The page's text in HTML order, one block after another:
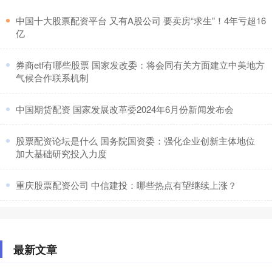
​中国十大股票配资平台 又有A股公司 要卖房“求生”！4年亏超16
亿
​券商etf有哪些股票 国家发改委：将会同有关方面建立中美地方
气候合作联系机制
​中国期货配资 国家发展改革委2024年6月份新闻发布会
​股票配资论坛是什么 国务院国资委：强化企业创新主体地位
加大基础研究投入力度
​重庆股票配资公司 中信建投：哪些热点有望继续上涨？
最新文章